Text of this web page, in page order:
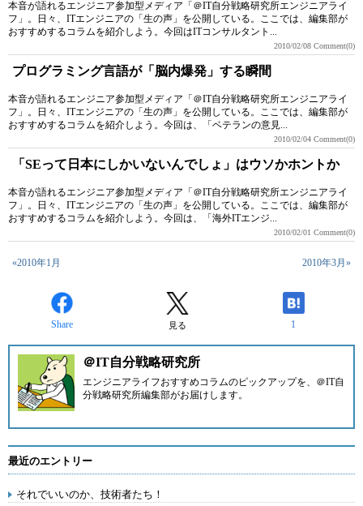
本音が語れるエンジニア参加型メディア「＠IT自分戦略研究所エンジニアライ
フ」。日々、ITエンジニアの「生の声」を公開している。ここでは、編集部が
おすすめするコラムを紹介しよう。今回はITコンサルタント...
2010/02/08 Comment(0)
プログラミング言語が「脳内爆発」する瞬間
本音が語れるエンジニア参加型メディア「＠IT自分戦略研究所エンジニアライ
フ」。日々、ITエンジニアの「生の声」を公開している。ここでは、編集部が
おすすめするコラムを紹介しよう。今回は、「ベテランの意見...
2010/02/04 Comment(0)
「SEって日本にしかいないんでしょ」はウソかホントか
本音が語れるエンジニア参加型メディア「＠IT自分戦略研究所エンジニアライ
フ」。日々、ITエンジニアの「生の声」を公開している。ここでは、編集部が
おすすめするコラムを紹介しよう。今回は、「海外ITエンジ...
2010/02/01 Comment(0)
«2010年1月 2010年3月»
Share 見る 1
＠IT自分戦略研究所
エンジニアライフおすすめコラムのピックアップを、 ＠IT自
分戦略研究所編集部がお届けします。
最近のエントリー
それでいいのか、技術者たち！